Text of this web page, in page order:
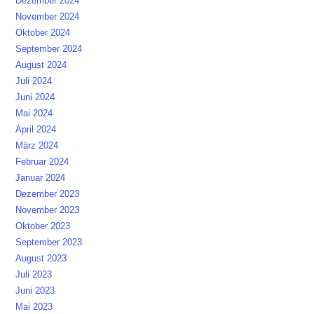
November 2024
Oktober 2024
September 2024
August 2024
Juli 2024
Juni 2024
Mai 2024
April 2024
März 2024
Februar 2024
Januar 2024
Dezember 2023
November 2023
Oktober 2023
September 2023
August 2023
Juli 2023
Juni 2023
Mai 2023